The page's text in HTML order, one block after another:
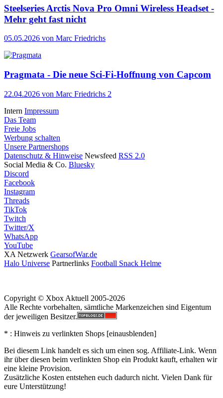
Steelseries Arctis Nova Pro Omni Wireless Headset -
Mehr geht fast nicht
05.05.2026 von Marc Friedrichs
Pragmata - Die neue Sci-Fi-Hoffnung von Capcom
22.04.2026 von Marc Friedrichs 2
Intern Impressum
Das Team
Freie Jobs
Werbung schalten
Unsere Partnershops
Datenschutz & Hinweise Newsfeed RSS 2.0
Social Media & Co. Bluesky
Discord
Facebook
Instagram
Threads
TikTok
Twitch
Twitter/X
WhatsApp
YouTube
XA Netzwerk GearsofWar.de
Halo Universe Partnerlinks Football Snack Helme
Copyright © Xbox Aktuell 2005-2026
Alle Rechte vorbehalten, sämtliche Markenzeichen sind Eigentum
der jeweiligen Besitzer.
* : Hinweis zu verlinkten Shops [einausblenden]
Bei diesem Link handelt es sich um einen sog. Affiliate-Link. Wenn
ihr über diesen beim verlinkten Shop ein Produkt kauft, erhalten wir
eine kleine Provision.
Zusätzliche Kosten entstehen euch dadurch nicht. Vielen Dank für
eure Unterstützung!